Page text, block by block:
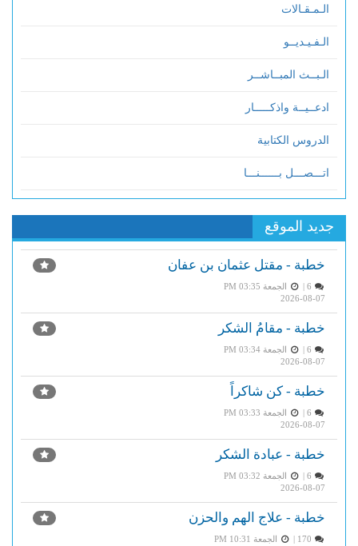
الـمـقـالات
الـفـيـديــو
الـبــث المبــاشــر
ادعــيــة واذكـــــار
الدروس الكتابية
اتـــصـــل بــــــنـــا
جديد الموقع
خطبة - مقتل عثمان بن عفان
الجمعة PM 03:35
2026-08-07
خطبة - مقامُ الشكر
الجمعة PM 03:34
2026-08-07
خطبة - كن شاكراً
الجمعة PM 03:33
2026-08-07
خطبة - عبادة الشكر
الجمعة PM 03:32
2026-08-07
خطبة - علاج الهم والحزن
الجمعة PM 10:31